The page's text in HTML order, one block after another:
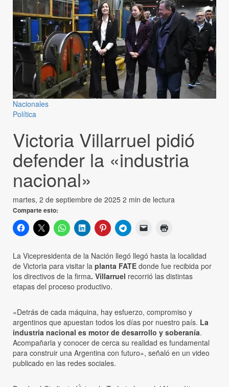
Nacionales
Política
Victoria Villarruel pidió
defender la «industria
nacional»
martes, 2 de septiembre de 2025 2 min de lectura
Comparte esto:
La Vicepresidenta de la Nación llegó llegó hasta la localidad
de Victoria para visitar la planta FATE donde fue recibida por
los directivos de la firma. Villarruel recorrió las distintas
etapas del proceso productivo.
«Detrás de cada máquina, hay esfuerzo, compromiso y
argentinos que apuestan todos los días por nuestro país. La
industria nacional es motor de desarrollo y soberanía.
Acompañarla y conocer de cerca su realidad es fundamental
para construir una Argentina con futuro», señaló en un video
publicado en las redes sociales.